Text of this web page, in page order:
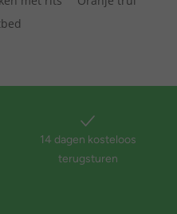
14 dagen kosteloos
terugsturen